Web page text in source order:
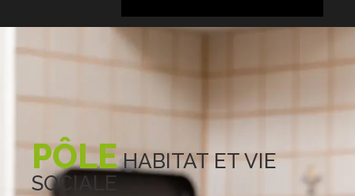
PÔLE HABITAT ET VIE
SOCIALE